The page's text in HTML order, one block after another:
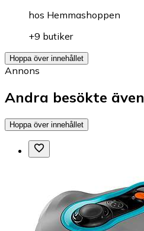
hos Hemmashoppen
+9 butiker
Hoppa över innehållet
Annons
Andra besökte även
Hoppa över innehållet